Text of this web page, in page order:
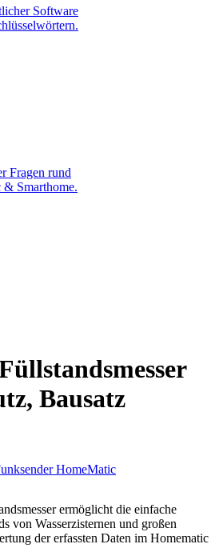
Software
Fragen rund
Smarthome.
bleibt aber als digitales Archiv
Besuch!
Bausatz
HomeMatic
ermöglicht die einfache
von Wasserzisternen und großen
der erfassten Daten im Homematic